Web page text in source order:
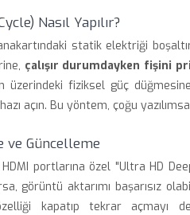
Nasıl Yapılır?
statik elektriği
çalışır durumdayken fişini
üzerindeki fiziksel güç
açın. Bu yöntem, çoğu
ve Güncelleme
portlarına özel "Ultra HD
görüntü aktarımı başarısız
kapatıp tekrar açmayı